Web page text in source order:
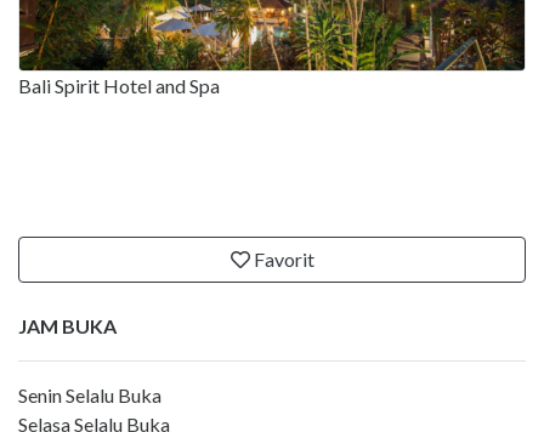
Bali Spirit Hotel and Spa
Favorit
JAM BUKA
Senin Selalu Buka
Selasa Selalu Buka